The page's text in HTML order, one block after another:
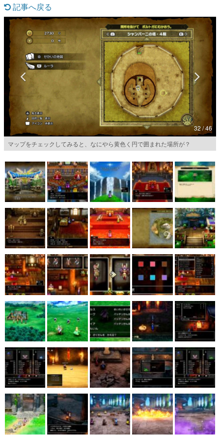
です。
ゲームが変えた日本語
「経験値」「裏技」「ラスボス」… ゲームにまつわる言葉
の起源や用法の変遷を、コンピューター文化史研究家・タ
イニーP氏が徹底調査。
カテゴリ
特集記事
マンガ
女性向け
その他
電ファミニコゲーマーとは？
運営：株式会社マレ
記事へ戻る
32 / 46
マップをチェックしてみると、なにやら黄色く円で囲まれた場所が？